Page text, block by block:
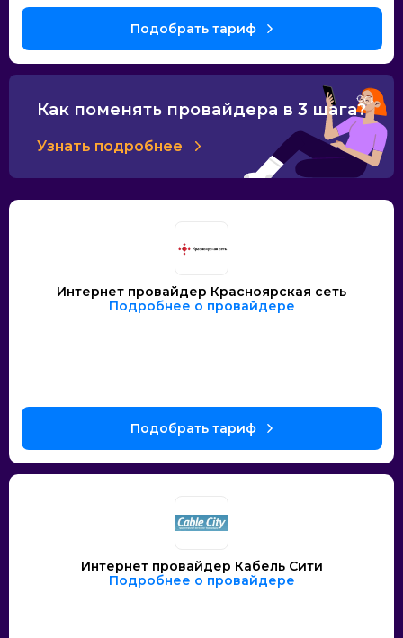
Как поменять провайдера в 3 шага?
Узнать подробнее
Интернет провайдер Красноярская сеть
Подробнее о провайдере
Интернет провайдер Кабель Сити
Подробнее о провайдере